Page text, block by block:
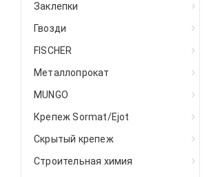
Заклепки
Гвозди
FISCHER
Металлопрокат
MUNGO
Крепеж Sormat/Ejot
Скрытый крепеж
Строительная химия